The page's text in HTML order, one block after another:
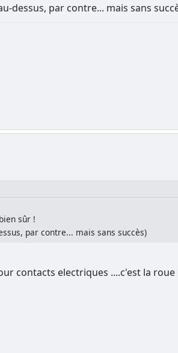
dessus, par contre... mais sans
sûr !
par contre... mais sans succès)
contacts electriques ....c'est la